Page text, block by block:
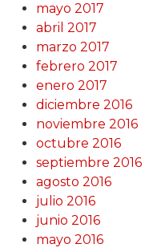
mayo 2017
abril 2017
marzo 2017
febrero 2017
enero 2017
diciembre 2016
noviembre 2016
octubre 2016
septiembre 2016
agosto 2016
julio 2016
junio 2016
mayo 2016